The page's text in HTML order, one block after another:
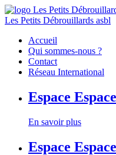
Les Petits Débrouillards asbl
Accueil
Qui sommes-nous ?
Contact
Réseau International
Espace
En savoir plus
Espace